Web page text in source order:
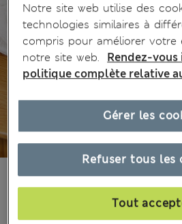
144 les commentaires reçus
€25,00 Tous les prix incluent les
Notre site web utilise des
technologies similaires à
compris pour améliorer votre
notre site web.
Rendez-
politique complète relative
Refuser tous les
Tout
Gérer les